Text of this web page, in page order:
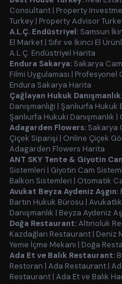
Consultant | Property
Turkey | Property Advisor
A.L.Ç. Endüstriyel: Samsun
El Market | Sıfır ve İkinci El
A.L.Ç. Endüstriyel Harita
Endura Sakarya: Sakarya
Filmi Uygulaması | Profesyonel
Endura Sakarya Harita
Çağlayan Hukuk Danışmanlık:
Danışmanlığı | Şanlıurfa Hukuk
Şanlıurfa Hukuki Danışmanlık |
Adagarden Flowers: Sakarya
Çiçek Siparişi | Online Çiçek
Adagarden Flowers Harita
ANT SKY Tente & Giyotin
Sistemleri | Giyotin Cam
Balkon Sistemleri | Otomatik
Avukat Beyza Aydeniz Aşgın:
Bartın Hukuk Bürosu |
Danışmanlık | Beyza Aydeniz
Doğa Restaurant:Altınoluk
Kazdağları Restaurant | Deniz
Yeme İçme Mekanı | Doğa
Ada Et ve Balık Restaurant:
Restoran | Ada Restaurant |
Restaurant | Ada Et ve Balık